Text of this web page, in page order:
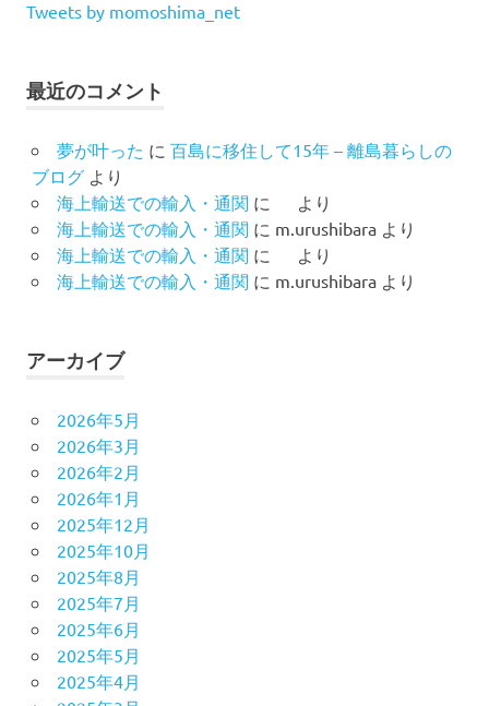
Tweets by momoshima_net
最近のコメント
夢が叶った に 百島に移住して15年 – 離島暮らしの
ブログより
海上輸送での輸入・通関 に
より
海上輸送での輸入・通関 に m.urushibaraより
海上輸送での輸入・通関 に
より
海上輸送での輸入・通関 に m.urushibaraより
アーカイブ
2026年5月
2026年3月
2026年2月
2026年1月
2025年12月
2025年10月
2025年8月
2025年7月
2025年6月
2025年5月
2025年4月